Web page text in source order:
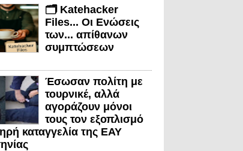
🗂️ Katehacker
Files... Οι Ενώσεις
των... απίθανων
συμπτώσεων
Έσωσαν πολίτη με
τουρνικέ, αλλά
αγοράζουν μόνοι
τους τον εξοπλισμό
καταγγελία της ΕΑΥ